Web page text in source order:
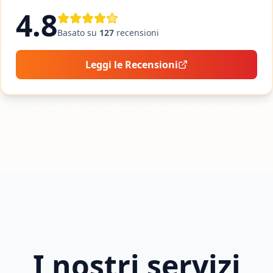
4.8Basato su 127 recensioni
Leggi le Recensioni